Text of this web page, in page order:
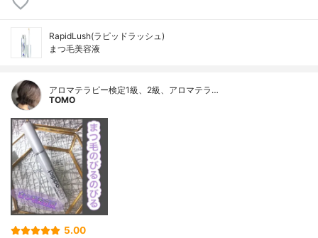
RapidLush(ラピッドラッシュ)
まつ毛美容液
アロマテラピー検定1級、2級、アロマテラ…
TOMO
5.00